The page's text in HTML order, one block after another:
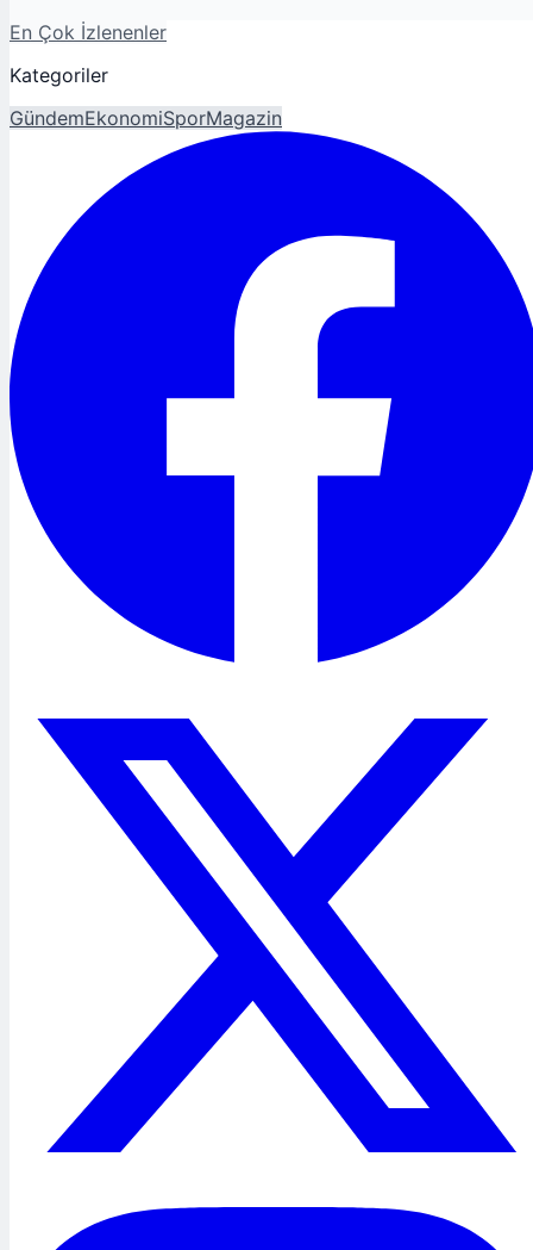
En Çok İzlenenler
Kategoriler
GündemEkonomiSporMagazin